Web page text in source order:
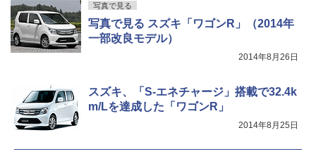
写真で見る
写真で見る スズキ「ワゴンR」（2014年
一部改良モデル）
2014年8月26日
スズキ、「S-エネチャージ」搭載で32.4k
m/Lを達成した「ワゴンR」
2014年8月25日